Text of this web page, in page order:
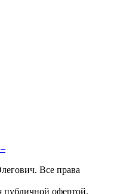
Все права
публичной офертой.